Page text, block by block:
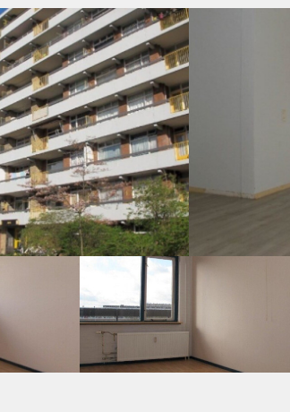
van de Eigenaar
Afhankelijk van de Eigenaar